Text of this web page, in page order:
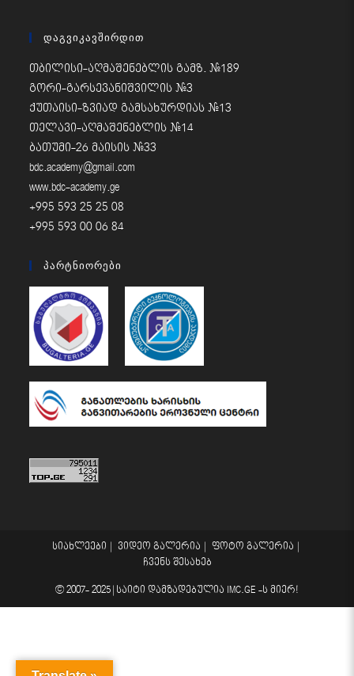
Დაგვიკავშირდით
თბილისი-აღმაშენებლის გამზ. #189
გორი-გარსევანიშვილის #3
ქუთაისი-ზვიად გამსახურდიას #13
თელავი-აღმაშენებლის #14
ბათუმი-26 მაისის #33
bdc.academy@gmail.com
www.bdc-academy.ge
+995 593 25 25 08
+995 593 00 06 84
Პარტნიორები
სიახლეები ვიდეო გალერია
ფოტო გალერია
ჩვენს შესახებ
© 2007- 2025 | საიტი დამზადებულია IMC.GE -ს მიერ!